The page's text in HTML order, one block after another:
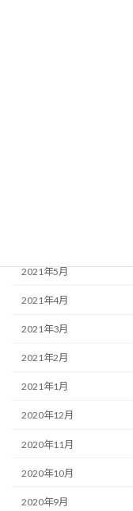
2021年5月
2021年4月
2021年3月
2021年2月
2021年1月
2020年12月
2020年11月
2020年10月
2020年9月